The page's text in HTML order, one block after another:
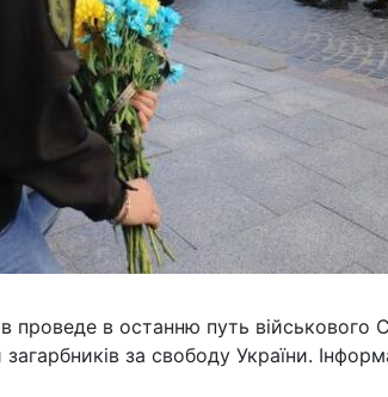
проведе в останню путь військового
за свободу України.